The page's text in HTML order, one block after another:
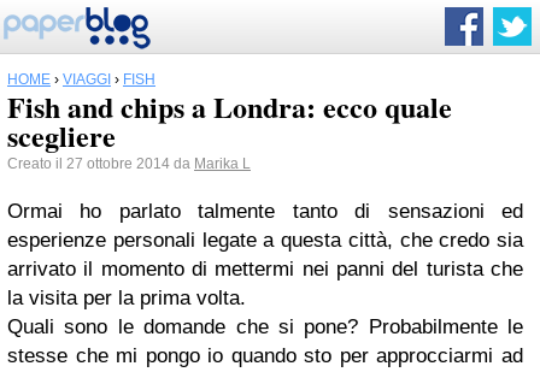
HOME › VIAGGI › FISH
Fish and chips a Londra: ecco quale
scegliere
Creato il 27 ottobre 2014 da Marika L
Ormai ho parlato talmente tanto di sensazioni ed
esperienze personali legate a questa città, che credo sia
arrivato il momento di mettermi nei panni del turista che
la visita per la prima volta.
Quali sono le domande che si pone? Probabilmente le
stesse che mi pongo io quando sto per approcciarmi ad